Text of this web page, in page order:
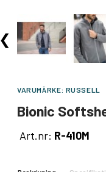
VARUMÄRKE: RUSSELL
Bionic
Art.nr: R-410M